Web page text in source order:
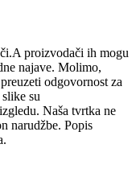
proizvodači ih mogu
najave. Molimo,
odgovornost za
su
Naša tvrtka ne
narudžbe. Popis